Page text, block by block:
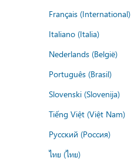
Français (International)
Italiano (Italia)
Nederlands (België)
Português (Brasil)
Slovenski (Slovenija)
Tiếng Việt (Việt Nam)
Русский (Россия)
ไทย (ไทย)